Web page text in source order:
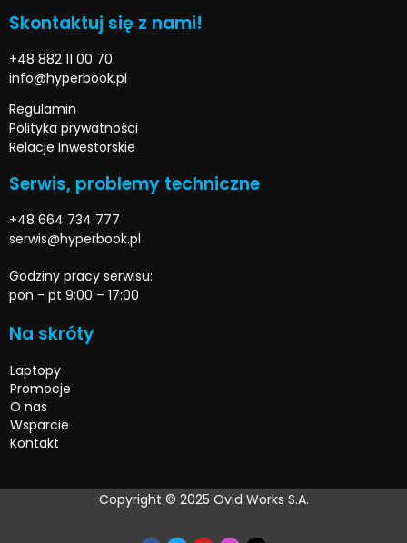
Skontaktuj się z nami!
+48 882 11 00 70
info@hyperbook.pl
Regulamin
Polityka prywatności
Relacje Inwestorskie
Serwis, problemy techniczne
+48 664 734 777
serwis@hyperbook.pl
Godziny pracy serwisu:
pon - pt 9:00 – 17:00
Na skróty
Laptopy
Promocje
O nas
Wsparcie
Kontakt
Copyright © 2025 Ovid Works S.A.